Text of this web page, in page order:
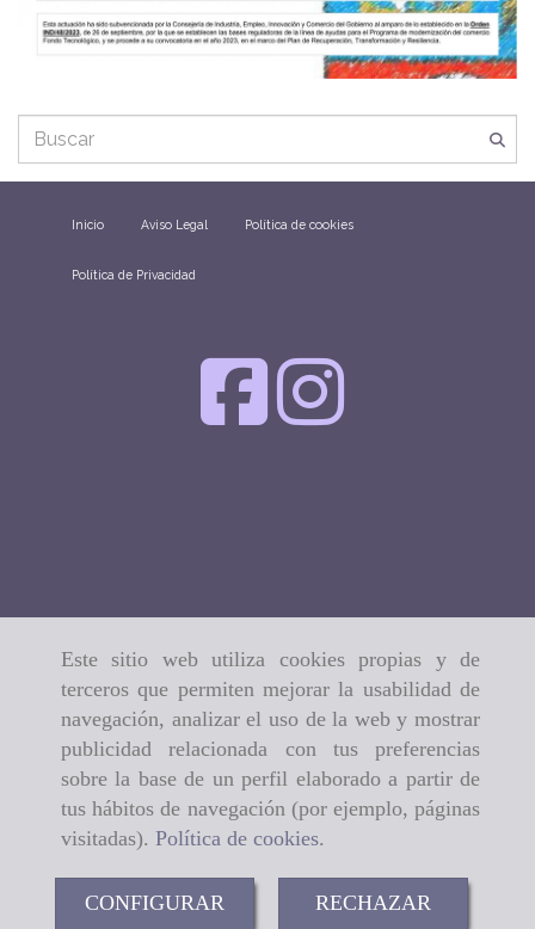
Este sitio web utiliza cookies propias y de
terceros que permiten mejorar la usabilidad de
navegación, analizar el uso de la web y mostrar
publicidad relacionada con tus preferencias
sobre la base de un perfil elaborado a partir de
tus hábitos de navegación (por ejemplo, páginas
visitadas). Política de cookies.
CONFIGURAR RECHAZAR
Inicio Aviso Legal Política de cookies
Política de Privacidad